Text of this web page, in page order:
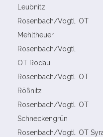
Leubnitz
Rosenbach/​Vogtl. OT
Mehltheuer
Rosenbach/​Vogtl.
OT Rodau
Rosenbach/​Vogtl. OT
Rößnitz
Rosenbach/​Vogtl. OT
Schneckengrün
Rosenbach/​Vogtl. OT